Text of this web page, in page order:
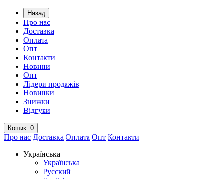
Назад
Про нас
Доставка
Оплата
Опт
Контакти
Новини
Опт
Лідери продажів
Новинки
Знижки
Відгуки
Кошик: 0
Про нас Доставка Оплата Опт Контакти
Українська
Українська
Русский